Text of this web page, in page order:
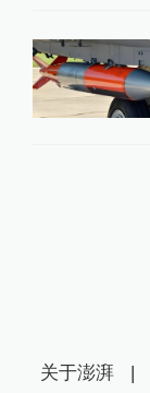
关于澎湃 |